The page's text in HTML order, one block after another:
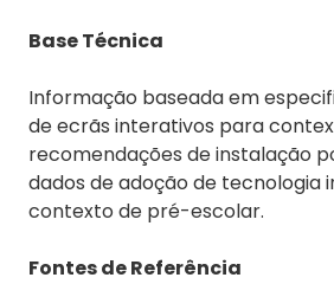
Base Técnica
Informação baseada em
de ecrãs interativos para
recomendações de instalação
dados de adoção de tecnologia
contexto de pré-escolar.
Fontes de Referência